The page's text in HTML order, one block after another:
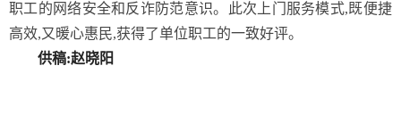
职工的网络安全和反诈防范意识。此次上门服务模式,既便捷
高效,又暖心惠民,获得了单位职工的一致好评。
供稿:赵晓阳